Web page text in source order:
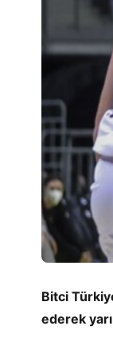
Bitci
ederek